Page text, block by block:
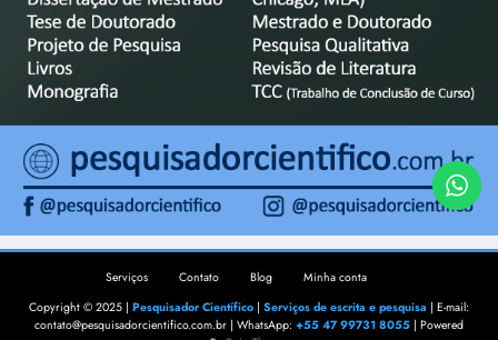
Serviços Contato Blog
Minha conta
Copyright © 2025 | Pesquisador Científico | Serviços de escrita e pesquisa | E-mail:
contato@pesquisadorcientifico.com.br | WhatsApp: +55 47 99731 8055 | Powered